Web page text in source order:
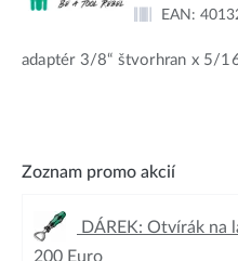
EAN:
adaptér 3/8“ štvorhran x 5/
Zoznam promo akcií
DÁREK: Otvírák na
200 Euro